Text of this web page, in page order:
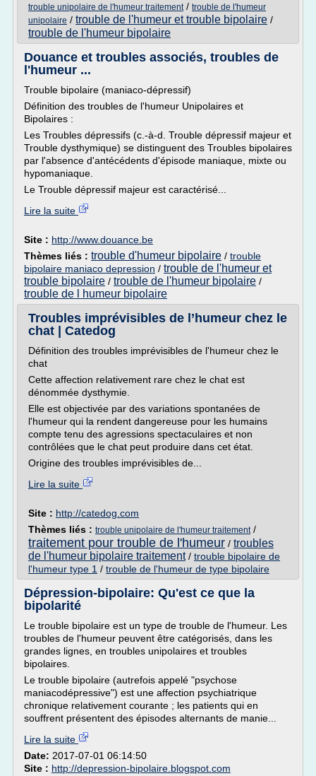
trouble unipolaire de l'humeur traitement/ trouble de l'humeur
unipolaire / trouble de l'humeur et trouble bipolaire /
trouble de l'humeur bipolaire
Douance et troubles associés, troubles de
l'humeur ...
Trouble bipolaire (maniaco-dépressif)
Définition des troubles de l'humeur Unipolaires et
Bipolaires :
Les Troubles dépressifs (c.-à-d. Trouble dépressif majeur et
Trouble dysthymique) se distinguent des Troubles bipolaires
par l'absence d'antécédents d'épisode maniaque, mixte ou
hypomaniaque.
Le Trouble dépressif majeur est caractérisé...
Lire la suite
Site : http://www.douance.be
Thèmes liés : trouble d'humeur bipolaire / trouble
bipolaire maniaco depression / trouble de l'humeur et
trouble bipolaire / trouble de l'humeur bipolaire /
trouble de l humeur bipolaire
Troubles imprévisibles de l’humeur chez le
chat | Catedog
Définition des troubles imprévisibles de l'humeur chez le
chat
Cette affection relativement rare chez le chat est
dénommée dysthymie.
Elle est objectivée par des variations spontanées de
l'humeur qui la rendent dangereuse pour les humains
compte tenu des agressions spectaculaires et non
contrôlées que le chat peut produire dans cet état.
Origine des troubles imprévisibles de...
Lire la suite
Site : http://catedog.com
Thèmes liés : trouble unipolaire de l'humeur traitement/
traitement pour trouble de l'humeur / troubles
de l'humeur bipolaire traitement/ trouble bipolaire de
l'humeur type 1 / trouble de l'humeur de type bipolaire
Dépression-bipolaire: Qu'est ce que la
bipolarité
Le trouble bipolaire est un type de trouble de l'humeur. Les
troubles de l'humeur peuvent être catégorisés, dans les
grandes lignes, en troubles unipolaires et troubles
bipolaires.
Le trouble bipolaire (autrefois appelé "psychose
maniacodépressive") est une affection psychiatrique
chronique relativement courante ; les patients qui en
souffrent présentent des épisodes alternants de manie...
Lire la suite
Date: 2017-07-01 06:14:50
Site : http://depression-bipolaire.blogspot.com